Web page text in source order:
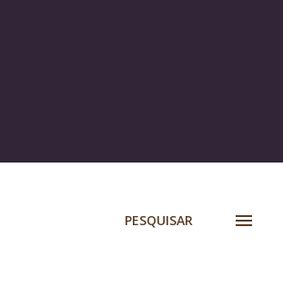
PESQUISAR